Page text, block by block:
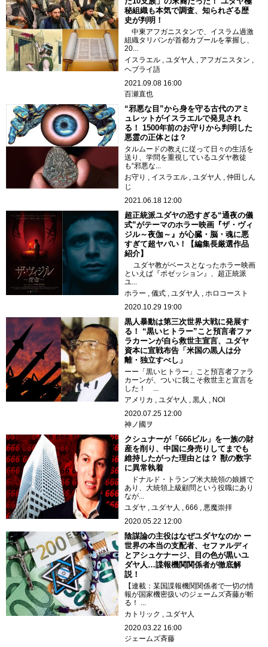
秘組織も本気で調査、知られざる歴
史が判明！
中東アフガニスタンで、イスラム過激
組織タリバンが首都カブールを掌握し、
20...
イスラエル
ユダヤ人
アフガニスタン
ヘブライ語
2021.09.08 16:00
百瀬直也
“邪悪な目”から身を守る古代のアミ
ュレットがイスラエルで発見され
る！ 1500年前のお守りから判明した
悪霊の正体とは？
タルムードの教えに従って日々の生活を
送り、学問を重視しているユダヤ教徒
も“邪悪な...
お守り
イスラエル ユダヤ人
仲田しん
じ
2021.06.18 12:00
超正統派ユダヤの恐すぎる“通夜の儀
式”がテーマのホラー映画『ザ・ヴィ
ジル～夜伽～』が心臓・脳・魂に悪
すぎて超ヤバい！【編集長厳選作品
紹介】
ユダヤ教がベースとなったホラー映画
といえば『ポゼッション』、超正統派
ユ...
ホラー
儀式 ユダヤ人
ホロコースト
2020.10.29 19:00
黒人暴動は第三次世界大戦に発展す
る！ “黒いヒトラー”こと預言者ファ
ラカーンが自ら救世主宣言、ユダヤ
資本に宣戦布告「米国の黒人は分
離・独立すべし」
ーー「黒いヒトラー」こと預言者ファラ
カーンが、ついに我こそ救世主と宣言を
した！ ...
アメリカ
ユダヤ人 黒人
NOI
2020.07.25 12:00
神ノ國ヲ
クシュナーが「666ビル」を一族の財
産を削り、中国に身売りしてまでも
維持したがった理由とは？ 獣の数字
に異常執着
ドナルド・トランプ米大統領の娘婿で
あり、大統領上級顧問という役職にあり
なが...
ユダヤ
ユダヤ人 666
悪魔崇拝
2020.05.22 12:00
陰謀論の主役はなぜユダヤなのか ー
世界の本当の支配者、セファルディ
とアシュケナージ、目の色が黒いユ
ダヤ人…諜報機関関係者が徹底解
説！
【連載：某国諜報機関関係者で一切の情
報が国家機密扱いのジェームズ斉藤が斬
る！ ...
カトリック
ユダヤ人
2020.03.22 16:00
ジェームズ斉藤